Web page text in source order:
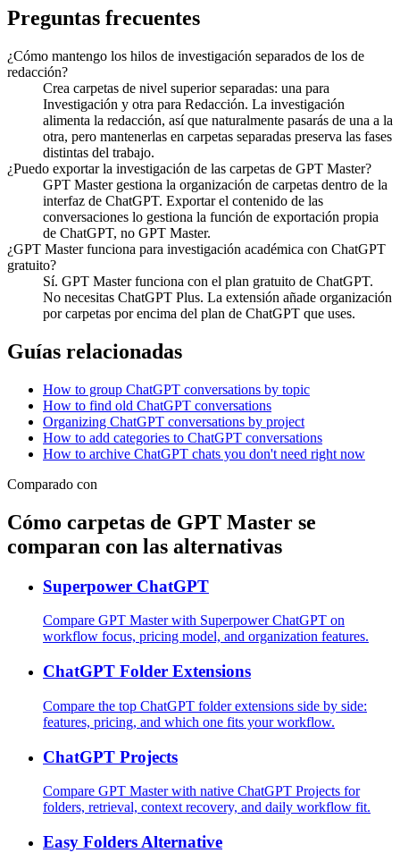
Preguntas frecuentes
¿Cómo mantengo los hilos de investigación separados de los de
redacción?
Crea carpetas de nivel superior separadas: una para
Investigación y otra para Redacción. La investigación
alimenta la redacción, así que naturalmente pasarás de una a la
otra, pero mantenerlas en carpetas separadas preserva las fases
distintas del trabajo.
¿Puedo exportar la investigación de las carpetas de GPT Master?
GPT Master gestiona la organización de carpetas dentro de la
interfaz de ChatGPT. Exportar el contenido de las
conversaciones lo gestiona la función de exportación propia
de ChatGPT, no GPT Master.
¿GPT Master funciona para investigación académica con ChatGPT
gratuito?
Sí. GPT Master funciona con el plan gratuito de ChatGPT.
No necesitas ChatGPT Plus. La extensión añade organización
por carpetas por encima del plan de ChatGPT que uses.
Guías relacionadas
How to group ChatGPT conversations by topic
How to find old ChatGPT conversations
Organizing ChatGPT conversations by project
How to add categories to ChatGPT conversations
How to archive ChatGPT chats you don't need right now
Comparado con
Cómo carpetas de GPT Master se
comparan con las alternativas
Superpower ChatGPT
Compare GPT Master with Superpower ChatGPT on
workflow focus, pricing model, and organization features.
ChatGPT Folder Extensions
Compare the top ChatGPT folder extensions side by side:
features, pricing, and which one fits your workflow.
ChatGPT Projects
Compare GPT Master with native ChatGPT Projects for
folders, retrieval, context recovery, and daily workflow fit.
Easy Folders Alternative